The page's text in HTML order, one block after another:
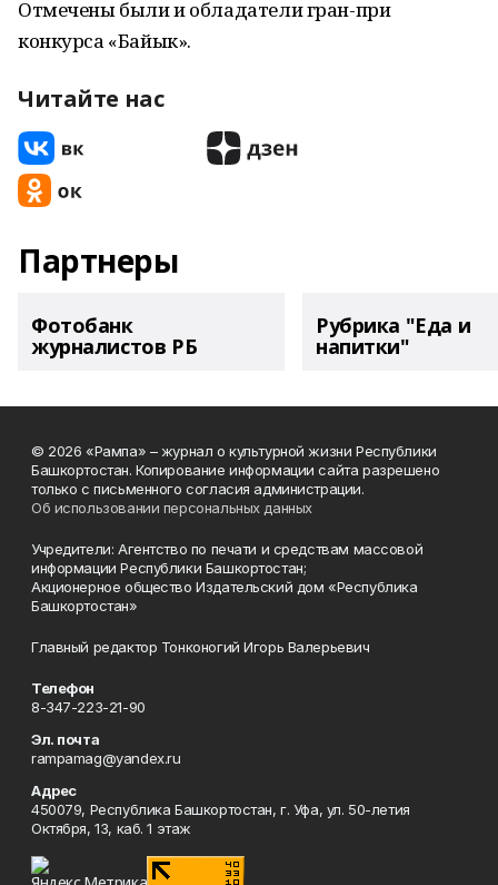
Отмечены были и обладатели гран-при
конкурса «Байык».
Читайте нас
Партнеры
Фотобанк
журналистов РБ
Рубрика "Еда и
напитки"
© 2026 «Рампа» – журнал о культурной жизни Республики
Башкортостан. Копирование информации сайта разрешено
только с письменного согласия администрации.
Об использовании персональных данных
Учредители: Агентство по печати и средствам массовой
информации Республики Башкортостан;
Акционерное общество Издательский дом «Республика
Башкортостан»
Главный редактор Тонконогий Игорь Валерьевич
Телефон
8-347-223-21-90
Эл. почта
rampamag@yandex.ru
Адрес
450079, Республика Башкортостан, г. Уфа, ул. 50-летия
Октября, 13, каб. 1 этаж